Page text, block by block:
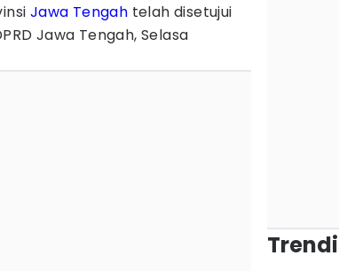
Jawa Tengah telah disetujui
Jawa Tengah, Selasa